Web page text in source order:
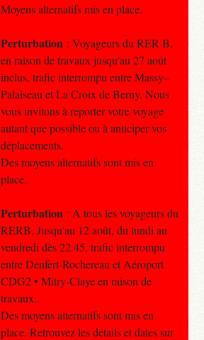
Moyens alternatifs mis en place.
Perturbation : Voyageurs du RER B,
en raison de travaux jusqu'au 27 août
inclus, trafic interrompu entre Massy–
Palaiseau et La Croix de Berny. Nous
vous invitons à reporter votre voyage
autant que possible ou à anticiper vos
déplacements.
Des moyens alternatifs sont mis en
place.
Perturbation : A tous les voyageurs du
RERB, Jusqu'au 12 août, du lundi au
vendredi dès 22:45, trafic interrompu
entre Denfert-Rochereau et Aéroport
CDG2 • Mitry-Claye en raison de
travaux..
Des moyens alternatifs sont mis en
place. Retrouvez les détails et dates sur